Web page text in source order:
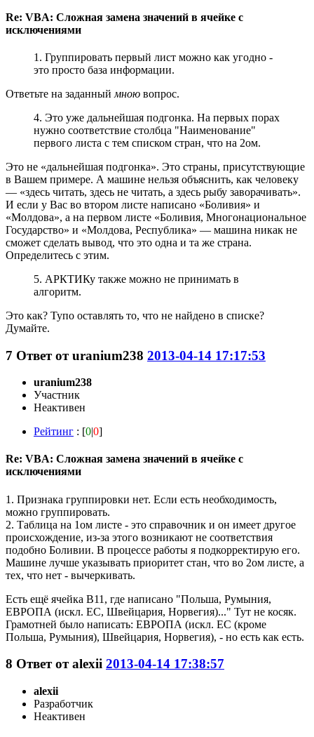
Re: VBA: Сложная замена значений в ячейке с
исключениями
1. Группировать первый лист можно как угодно -
это просто база информации.
Ответьте на заданный мною вопрос.
4. Это уже дальнейшая подгонка. На первых порах
нужно соответствие столбца "Наименование"
первого листа с тем списком стран, что на 2ом.
Это не «дальнейшая подгонка». Это страны, присутствующие
в Вашем примере. А машине нельзя объяснить, как человеку
— «здесь читать, здесь не читать, а здесь рыбу заворачивать».
И если у Вас во втором листе написано «Боливия» и
«Молдова», а на первом листе «Боливия, Многонациональное
Государство» и «Молдова, Республика» — машина никак не
сможет сделать вывод, что это одна и та же страна.
Определитесь с этим.
5. АРКТИКу также можно не принимать в
алгоритм.
Это как? Тупо оставлять то, что не найдено в списке?
Думайте.
7 Ответ отuranium238 2013-04-14 17:17:53
uranium238
Участник
Неактивен
Рейтинг : [0|0]
Re: VBA: Сложная замена значений в ячейке с
исключениями
1. Признака группировки нет. Если есть необходимость,
можно группировать.
2. Таблица на 1ом листе - это справочник и он имеет другое
происхождение, из-за этого возникают не соответствия
подобно Боливии. В процессе работы я подкорректирую его.
Машине лучше указывать приоритет стан, что во 2ом листе, а
тех, что нет - вычеркивать.
Есть ещё ячейка B11, где написано "Польша, Румыния,
ЕВРОПА (искл. ЕС, Швейцария, Норвегия)..." Тут не косяк.
Грамотней было написать: ЕВРОПА (искл. ЕС (кроме
Польша, Румыния), Швейцария, Норвегия), - но есть как есть.
8 Ответ отalexii 2013-04-14 17:38:57
alexii
Разработчик
Неактивен